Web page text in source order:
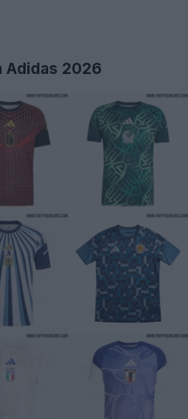
Adidas 2026